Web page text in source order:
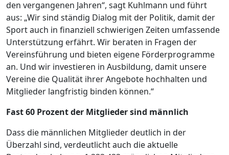
den vergangenen Jahren“, sagt Kuhlmann und führt
aus: „Wir sind ständig Dialog mit der Politik, damit der
Sport auch in finanziell schwierigen Zeiten umfassende
Unterstützung erfährt. Wir beraten in Fragen der
Vereinsführung und bieten eigene Förderprogramme
an. Und wir investieren in Ausbildung, damit unsere
Vereine die Qualität ihrer Angebote hochhalten und
Mitglieder langfristig binden können.“
Fast 60 Prozent der Mitglieder sind männlich
Dass die männlichen Mitglieder deutlich in der
Überzahl sind, verdeutlicht auch die aktuelle